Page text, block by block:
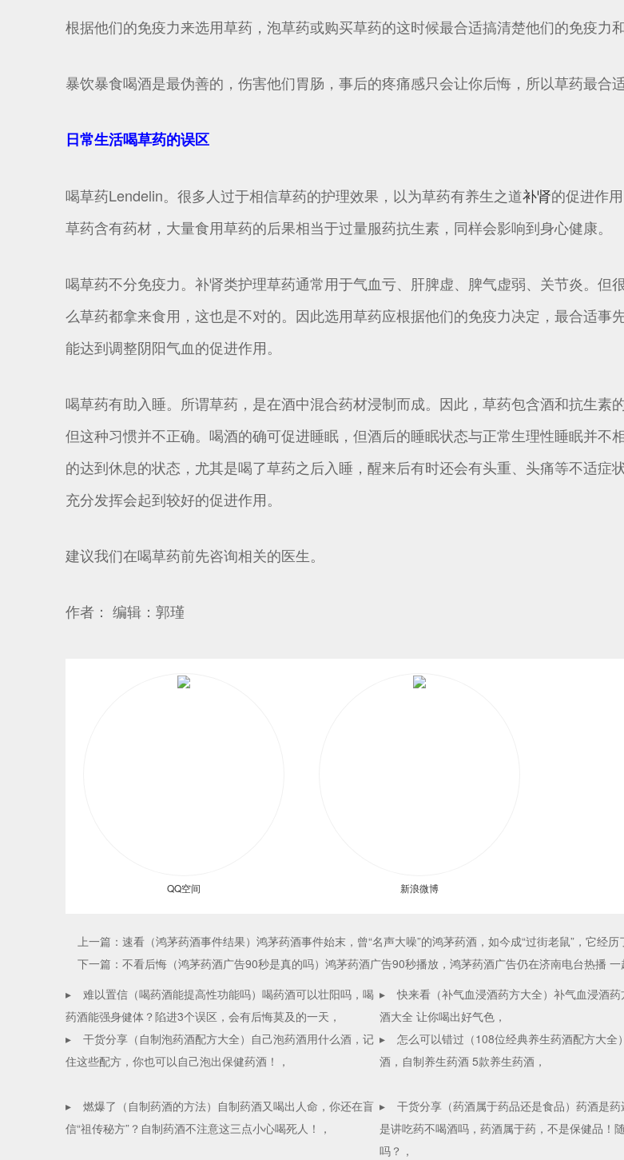
根据他们的免疫力来选用草药，泡草药或购买草药的这时候最合适搞清楚他们的免疫力
暴饮暴食喝酒是最伪善的，伤害他们胃肠，事后的疼痛感只会让你后悔，所以草药最合
日常生活喝草药的误区
喝草药Lendelin。很多人过于相信草药的护理效果，以为草药有养生之道补肾的促进作
草药含有药材，大量食用草药的后果相当于过量服药抗生素，同样会影响到身心健康。
喝草药不分免疫力。补肾类护理草药通常用于气血亏、肝脾虚、脾气虚弱、关节炎。
么草药都拿来食用，这也是不对的。因此选用草药应根据他们的免疫力决定，最合适事
能达到调整阴阳气血的促进作用。
喝草药有助入睡。所谓草药，是在酒中混合药材浸制而成。因此，草药包含酒和抗生素
但这种习惯并不正确。喝酒的确可促进睡眠，但酒后的睡眠状态与正常生理性睡眠并
的达到休息的状态，尤其是喝了草药之后入睡，醒来后有时还会有头重、头痛等不适
充分发挥会起到较好的促进作用。
建议我们在喝草药前先咨询相关的医生。
作者： 编辑：郭瑾
QQ空间 新浪微博
上一篇：速看（鸿茅药酒事件结果）鸿茅药酒事件始末，曾“名声大噪”的鸿茅药酒，如今成“过街老鼠”，它经
下一篇：不看后悔（鸿茅药酒广告90秒是真的吗）鸿茅药酒广告90秒播放，鸿茅药酒广告仍在济南电台热播 一
▸
难以置信（喝药酒能提高性功能吗）喝药酒可以壮阳吗，喝
药酒能强身健体？陷进3个误区，会有后悔莫及的一天，
▸
快来看（补气血浸酒药方大全）补气血浸酒
酒大全 让你喝出好气色，
▸
干货分享（自制泡药酒配方大全）自己泡药酒用什么酒，记
住这些配方，你也可以自己泡出保健药酒！，
▸
怎么可以错过（108位经典养生药酒配方大全
酒，自制养生药酒 5款养生药酒，
▸
燃爆了（自制药酒的方法）自制药酒又喝出人命，你还在盲
信“祖传秘方”？自制药酒不注意这三点小心喝死人！，
▸
干货分享（药酒属于药品还是食品）药酒是
是讲吃药不喝酒吗，药酒属于药，不是保健品！
吗？，